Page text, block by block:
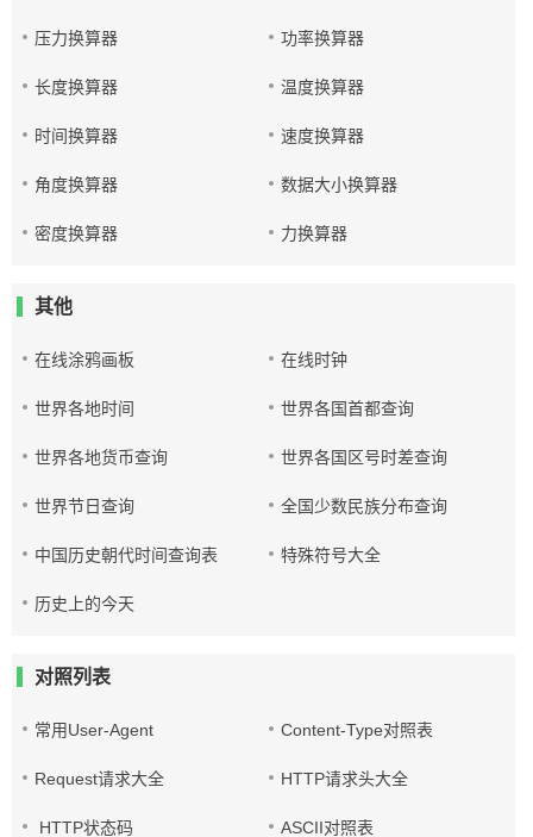
压力换算器 功率换算器
长度换算器 温度换算器
时间换算器 速度换算器
角度换算器 数据大小换算器
密度换算器 力换算器
其他
在线涂鸦画板 在线时钟
世界各地时间 世界各国首都查询
世界各地货币查询 世界各国区号时差查询
世界节日查询 全国少数民族分布查询
中国历史朝代时间查询表 特殊符号大全
历史上的今天
对照列表
常用User-Agent Content-Type对照表
Request请求大全 HTTP请求头大全
HTTP状态码 ASCII对照表